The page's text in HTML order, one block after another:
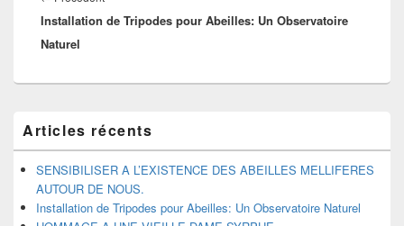
l’article
précédent :
Installation de Tripodes pour Abeilles: Un Observatoire
Naturel
principale
de
widget
barre
Articles récents
SENSIBILISER A L’EXISTENCE DES ABEILLES MELLIFERES
AUTOUR DE NOUS.
Installation de Tripodes pour Abeilles: Un Observatoire Naturel